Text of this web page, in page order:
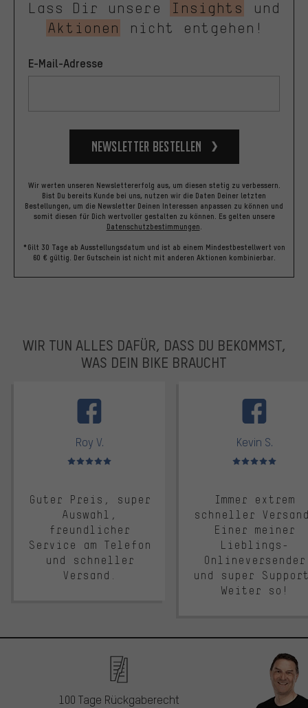
Lass Dir unsere Insights
und
Aktionen
nicht entgehen!
E-Mail-Adresse
Newsletter bestellen
Wir werten unseren Newslettererfolg aus, um diesen stetig zu verbessern.
Bist Du bereits Kunde bei uns, nutzen wir die Daten Deiner letzten
Bestellungen, um die Newsletter Deinen Interessen anpassen zu können und
somit diesen für Dich wertvoller gestalten zu können. Es gelten unsere
Datenschutzbestimmungen.
*Gilt 30 Tage ab Ausstellungsdatum und ist ab einem Mindestbestellwert von
60 € gültig. Der Gutschein ist nicht mit anderen Aktionen kombinierbar.
WIR TUN ALLES DAFÜR, DASS DU BEKOMMST,
WAS DEIN BIKE BRAUCHT
Roy V.
Bewertungen: 5 von 5
Guter Preis, super
Auswahl,
freundlicher
Service am Telefon
und schneller
Versand.
Kevin S.
Bewertungen: 5 von 5
Immer extrem
schneller
Einer meiner
Lieblings-
Onlineversender
und super
Weiter so!
100 Tage Rückgaberecht